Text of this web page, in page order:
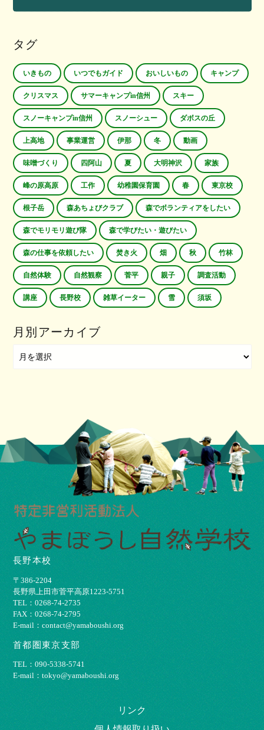
タグ
いきもの いつでもガイド おいしいもの キャンプ
クリスマス サマーキャンプin信州 スキー
スノーキャンプin信州 スノーシュー ダボスの丘
上高地 事業運営 伊那 冬 動画
味噌づくり 四阿山 夏 大明神沢 家族
峰の原高原 工作 幼稚園保育園 春 東京校
根子岳 森あちょびクラブ 森でボランティアをしたい
森でモリモリ遊び隊 森で学びたい・遊びたい
森の仕事を依頼したい 焚き火 畑 秋 竹林
自然体験 自然観察 菅平 親子 調査活動
講座 長野校 雑草イーター 雪 須坂
月別アーカイブ
長野本校
〒386-2204
⻑野県上⽥市菅平⾼原1223-5751
TEL：0268-74-2735
FAX：0268-74-2795
E-mail：contact@yamaboushi.org
首都圏東京支部
TEL：090-5338-5741
E-mail：tokyo@yamaboushi.org
リンク